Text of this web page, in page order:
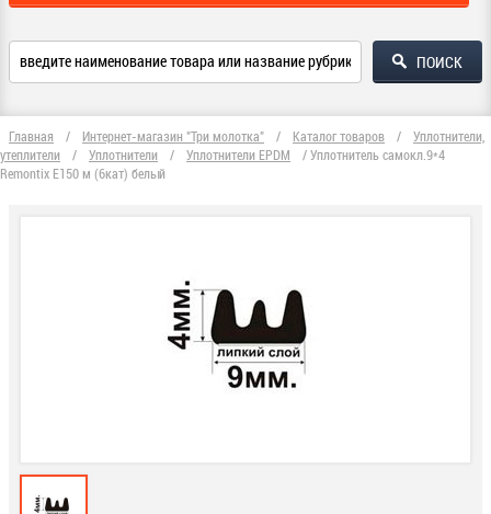
Главная / Интернет-магазин "Три молотка" / Каталог товаров /
Уплотнители,
утеплители
/ Уплотнители / Уплотнители EPDM /Уплотнитель самокл.9*4
Remontix E150 м (6кат) белый